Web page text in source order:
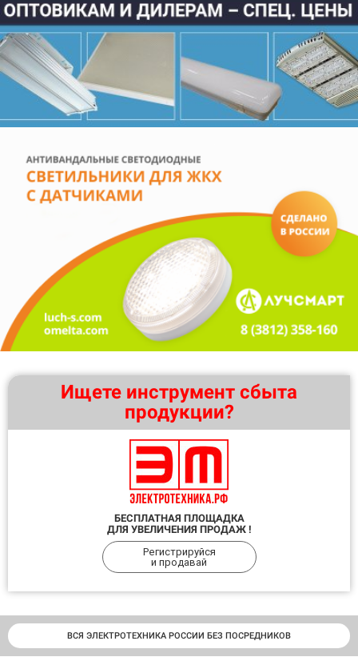
Ищете инструмент сбыта
продукции?
БЕСПЛАТНАЯ ПЛОЩАДКА
ДЛЯ УВЕЛИЧЕНИЯ ПРОДАЖ !
Регистрируйся
и продавай
ВСЯ ЭЛЕКТРОТЕХНИКА РОССИИ БЕЗ ПОСРЕДНИКОВ